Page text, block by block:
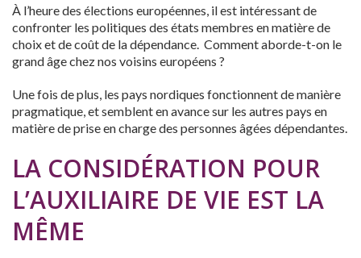
À l’heure des élections européennes, il est intéressant de
confronter les politiques des états membres en matière de
choix et de coût de la dépendance. Comment aborde-t-on le
grand âge chez nos voisins européens ?
Une fois de plus, les pays nordiques fonctionnent de manière
pragmatique, et semblent en avance sur les autres pays en
matière de prise en charge des personnes âgées dépendantes.
LA CONSIDÉRATION POUR
L’AUXILIAIRE DE VIE EST LA
MÊME